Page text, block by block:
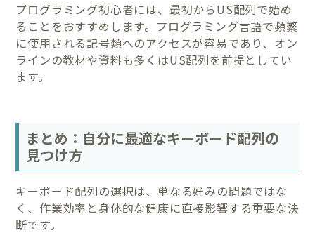
プログラミング初心者には、最初からUS配列で始め
ることをおすすめします。プログラミング言語で頻繁
に使用される記号類へのアクセスが容易であり、オン
ラインの教材や資料も多くはUS配列を前提としてい
ます。
まとめ：自分に最適なキーボード配列の
見つけ方
キーボード配列の選択は、単なる好みの問題ではな
く、作業効率と身体的な健康に直接影響する重要な決
断です。